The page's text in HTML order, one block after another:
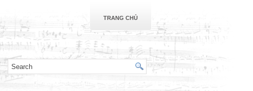
TRANG CHỦ